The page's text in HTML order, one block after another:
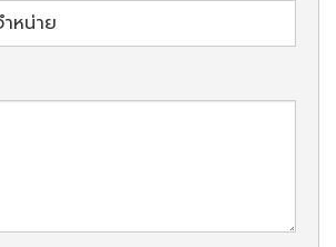
หน่าย